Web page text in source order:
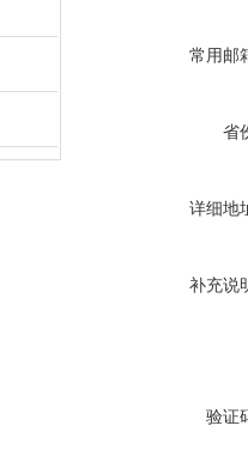
常用邮
省
详细地
补充说
验证